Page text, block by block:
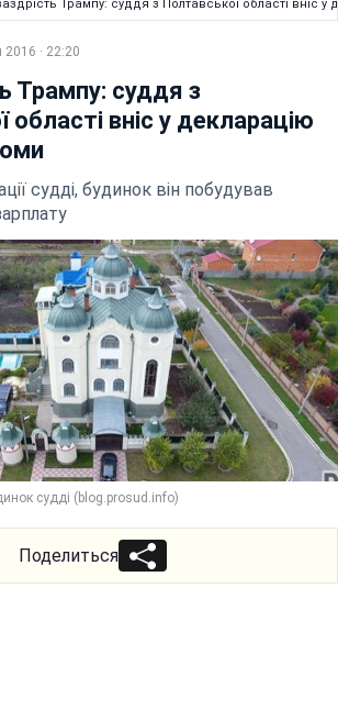
Трампу: суддя з Полтавської області вніс
2016 · 22:20
Трампу: суддя з
області вніс у декларацію
судді, будинок він побудував
судді (blog.prosud.info)
Поделиться